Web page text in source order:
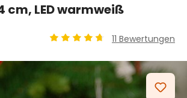
cm, LED warmweiß
11 Bewertungen